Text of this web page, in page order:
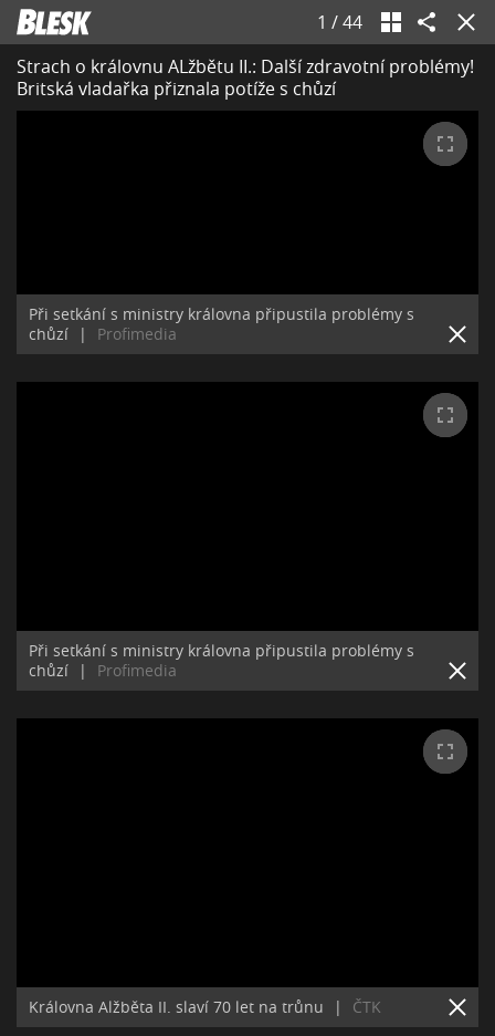
1 /44
Strach o královnu ALžbětu II.: Další zdravotní problémy!
Britská vladařka přiznala potíže s chůzí
Při setkání s ministry královna připustila problémy s
chůzí
| Profimedia
Při setkání s ministry královna připustila problémy s
chůzí
| Profimedia
Královna Alžběta II. slaví 70 let na trůnu | ČTK